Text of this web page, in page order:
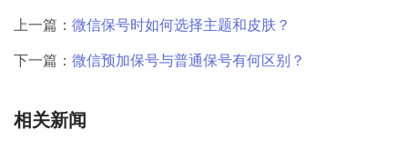
上一篇： 微信保号时如何选择主题和皮肤？
下一篇： 微信预加保号与普通保号有何区别？
相关新闻